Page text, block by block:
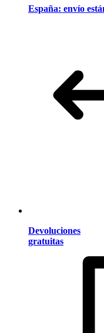
España: envío
Devoluciones
gratuitas